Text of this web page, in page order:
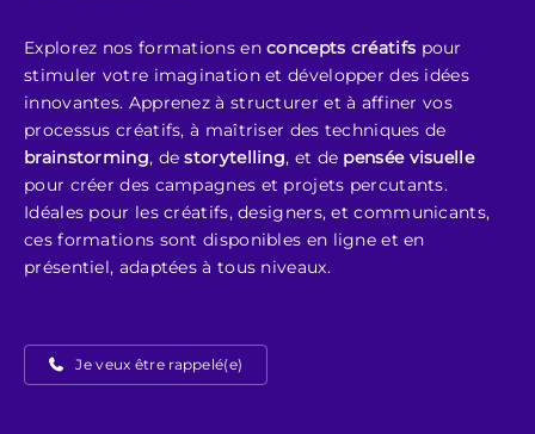
Explorez nos formations enconcepts créatifs pour
stimuler votre imagination et développer des idées
innovantes. Apprenez à structurer et à affiner vos
processus créatifs, à maîtriser des techniques de
brainstorming, destorytelling, et de pensée visuelle
pour créer des campagnes et projets percutants.
Idéales pour les créatifs, designers, et communicants,
ces formations sont disponibles en ligne et en
présentiel, adaptées à tous niveaux.
Je veux être rappelé(e)